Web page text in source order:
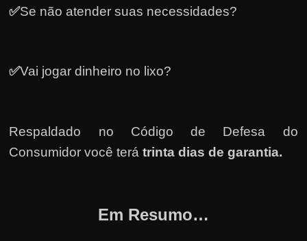
a
i
e
i
✅Se não atender suas necessidades?
✅Vai jogar dinheiro no lixo?
Respaldado no Código de Defesa do
Consumidor você terátrinta dias de garantia.
Em Resumo…